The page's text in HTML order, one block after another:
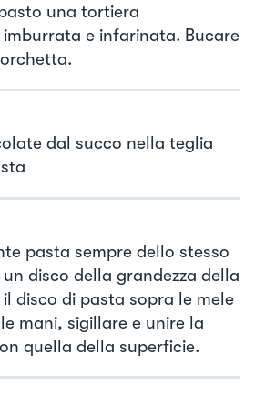
una tortiera
e infarinata. Bucare
dal succo nella teglia
pasta sempre dello stesso
disco della grandezza della
disco di pasta sopra le mele
mani, sigillare e unire la
quella della superficie.